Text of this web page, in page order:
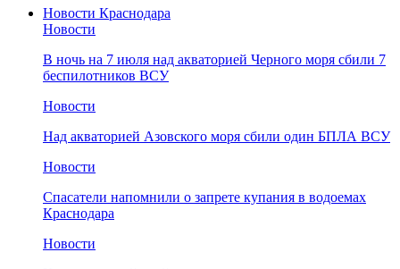
Новости Краснодара
Новости
В ночь на 7 июля над акваторией Черного моря сбили 7
беспилотников ВСУ
Новости
Над акваторией Азовского моря сбили один БПЛА ВСУ
Новости
Спасатели напомнили о запрете купания в водоемах
Краснодара
Новости